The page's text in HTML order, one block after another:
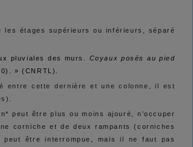
les étages supérieurs ou inférieurs, séparé
pluviales des murs. Coyaux posés au pied
» (CNRTL).
entre cette dernière et une colonne, il est
peut être plus ou moins ajouré, n'occuper
corniche et de deux rampants (corniches
être interrompue, mais il ne faut pas